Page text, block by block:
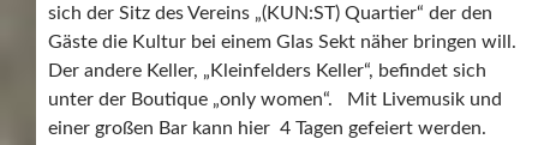
sich der Sitz des Vereins „(KUN:ST) Quartier“ der den
Gäste die Kultur bei einem Glas Sekt näher bringen will.
Der andere Keller, „Kleinfelders Keller“, befindet sich
unter der Boutique „only women“. Mit Livemusik und
einer großen Bar kann hier 4 Tagen gefeiert werden.